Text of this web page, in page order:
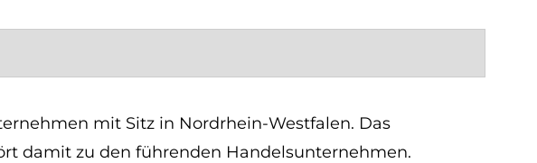
mit Sitz in Nordrhein-Westfalen. Das
damit zu den führenden Handelsunternehmen.